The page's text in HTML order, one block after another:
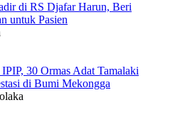
di RS Djafar Harun, Beri
untuk Pasien
30 Ormas Adat Tamalaki
di Bumi Mekongga